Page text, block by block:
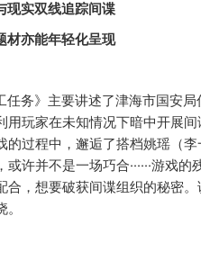
现实双线追踪间谍
材亦能年轻化呈现
任务》主要讲述了津海市国安
用玩家在未知情况下暗中开展
的过程中，邂逅了搭档姚瑶（
或许并不是一场巧合······游
合，想要破获间谍组织的秘密